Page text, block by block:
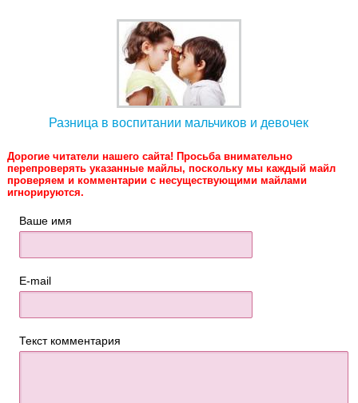
Разница в воспитании мальчиков и девочек
Дорогие читатели нашего сайта! Просьба внимательно
перепроверять указанные майлы, поскольку мы каждый майл
проверяем и комментарии с несуществующими майлами
игнорируются.
Ваше имя
E-mail
Текст комментария